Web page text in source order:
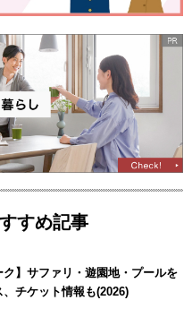
すめ記事
ク】サファリ・遊園地・プールを
チケット情報も(2026)